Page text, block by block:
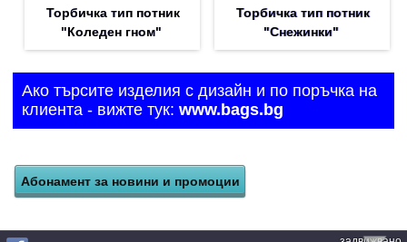
Торбичка тип потник
"Коледен гном"
Торбичка тип потник
"Снежинки"
Ако търсите изделия с дизайн и по поръчка на
клиента - вижте тук: www.bags.bg